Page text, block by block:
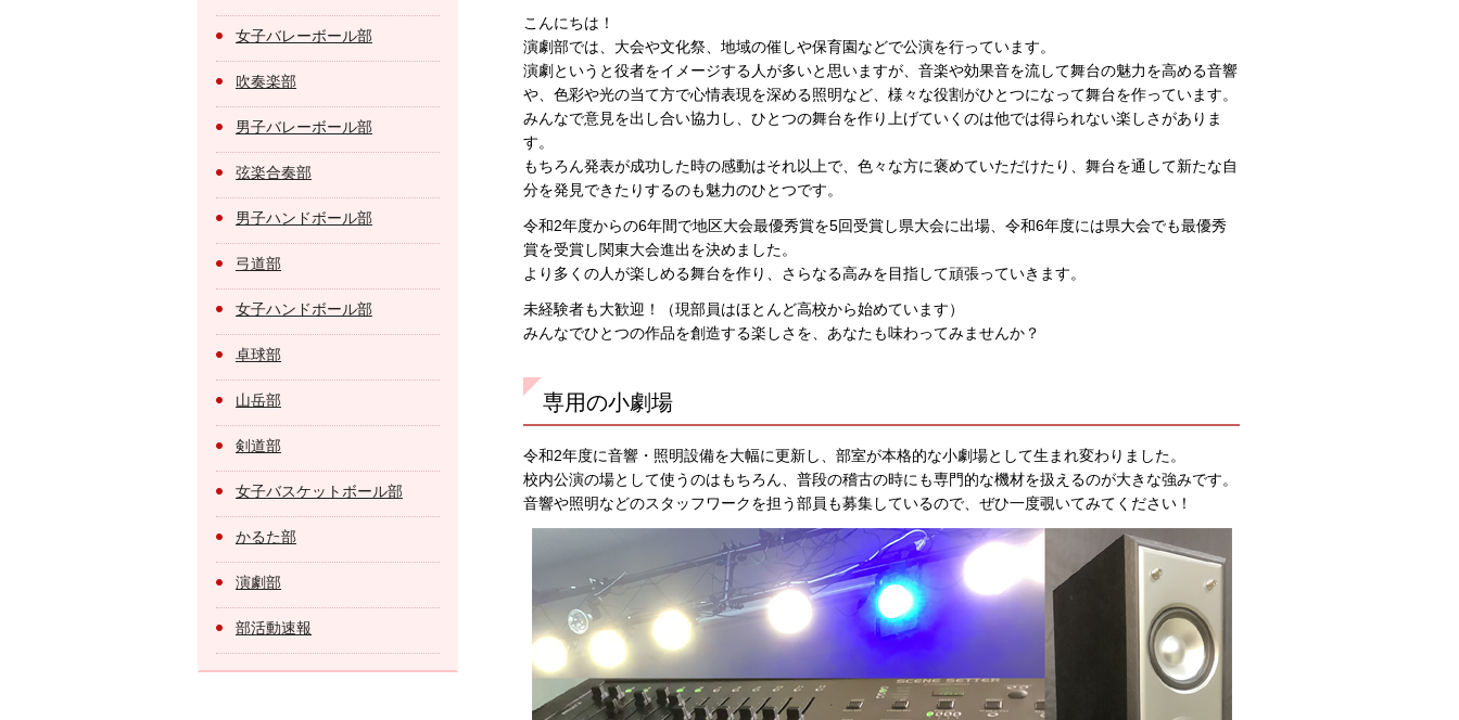
女子バレーボール部
吹奏楽部
男子バレーボール部
弦楽合奏部
男子ハンドボール部
弓道部
女子ハンドボール部
卓球部
山岳部
剣道部
女子バスケットボール部
かるた部
演劇部
部活動速報
こんにちは！
演劇部では、大会や文化祭、地域の催しや保育園などで公演を行っています。
演劇というと役者をイメージする人が多いと思いますが、音楽や効果音を流して舞台の魅力を高める音響
や、色彩や光の当て方で心情表現を深める照明など、様々な役割がひとつになって舞台を作っています。
みんなで意見を出し合い協力し、ひとつの舞台を作り上げていくのは他では得られない楽しさがありま
す。
もちろん発表が成功した時の感動はそれ以上で、色々な方に褒めていただけたり、舞台を通して新たな自
分を発見できたりするのも魅力のひとつです。
令和2年度からの6年間で地区大会最優秀賞を5回受賞し県大会に出場、令和6年度には県大会でも最優秀
賞を受賞し関東大会進出を決めました。
より多くの人が楽しめる舞台を作り、さらなる高みを目指して頑張っていきます。
未経験者も大歓迎！（現部員はほとんど高校から始めています）
みんなでひとつの作品を創造する楽しさを、あなたも味わってみませんか？
専用の小劇場
令和2年度に音響・照明設備を大幅に更新し、部室が本格的な小劇場として生まれ変わりました。
校内公演の場として使うのはもちろん、普段の稽古の時にも専門的な機材を扱えるのが大きな強みです。
音響や照明などのスタッフワークを担う部員も募集しているので、ぜひ一度覗いてみてください！